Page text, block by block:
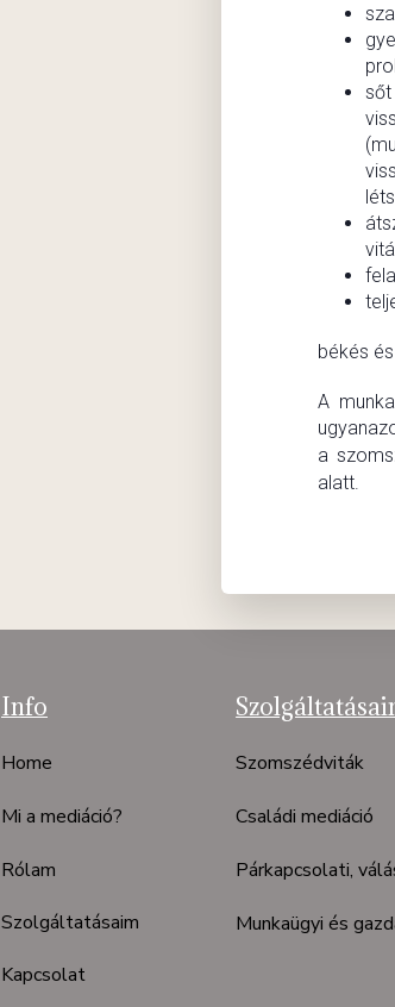
békés
A
a
alatt.
Info
Home
Mi a mediáció?
Rólam
Szolgáltatásaim
Kapcsolat
Szomszédviták
Családi mediáció
Párkapcsolati,
Munkaügyi és